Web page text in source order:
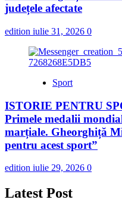
județele afectate
edition iulie 31, 2026 0
Sport
ISTORIE PENTRU
Primele medalii
marțiale. Gheorghiță
pentru acest sport”
edition iulie 29, 2026 0
Latest Post